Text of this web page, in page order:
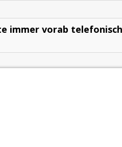
immer vorab telefonisch